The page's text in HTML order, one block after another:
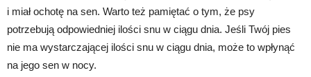
i miał ochotę na sen. Warto też pamiętać o tym, że psy
potrzebują odpowiedniej ilości snu w ciągu dnia. Jeśli Twój pies
nie ma wystarczającej ilości snu w ciągu dnia, może to wpłynąć
na jego sen w nocy.